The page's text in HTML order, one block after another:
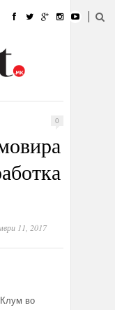
0
11, 2017
во